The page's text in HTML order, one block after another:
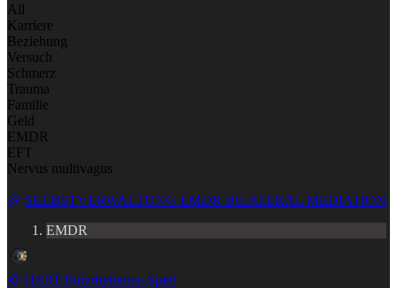
All
Karriere
Beziehung
Versuch
Schmerz
Trauma
Familie
Geld
EMDR
EFT
Nervus multivagus
SELBSTVERWALTUNG EMDR BILATERAL MEDIATION
EMDR
HSRT-Polyrhythmus-Spiel